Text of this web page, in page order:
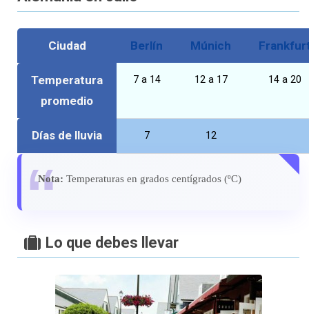
Ciudad Berlín Múnich
Temperatura
promedio
7 a 14 12 a 17 14 a 20
Días de lluvia 7 12
Nota: Temperaturas en grados centígrados (ºC)
Lo que debes llevar